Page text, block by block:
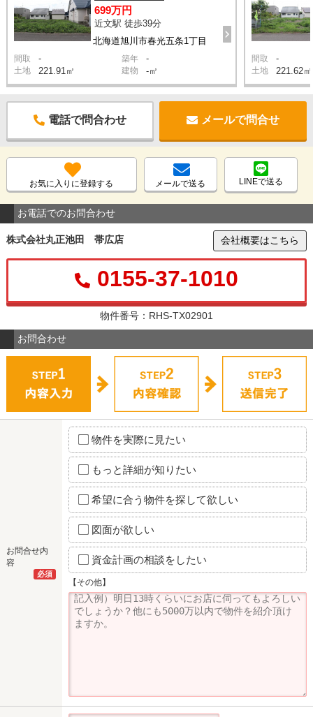
北海道旭川市春光五条1丁目
699万円
近文駅 徒歩39分
間取 - 築年 -
土地 221.91㎡ 建物 -㎡
間取 -
土地 221.62㎡
電話で問合わせ メールで問合せ
お気に入りに登録する メールで送る LINEで送る
お電話でのお問合わせ
株式会社丸正池田 帯広店 会社概要はこちら
0155-37-1010
物件番号：RHS-TX02901
お問合わせ
お問合せ内
容
必須
物件を実際に見たい
もっと詳細が知りたい
希望に合う物件を探して欲しい
図面が欲しい
資金計画の相談をしたい
【その他】